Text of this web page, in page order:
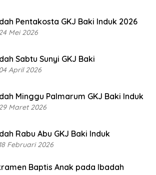
Pentakosta GKJ Baki Induk 2026
Mei 2026
Sabtu Sunyi GKJ Baki
April 2026
Minggu Palmarum GKJ Baki Induk
Maret 2026
Rabu Abu GKJ Baki Induk
18 Februari 2026
Baptis Anak pada Ibadah